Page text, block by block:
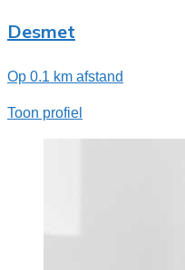
Desmet
Op 0.1 km afstand
Toon profiel